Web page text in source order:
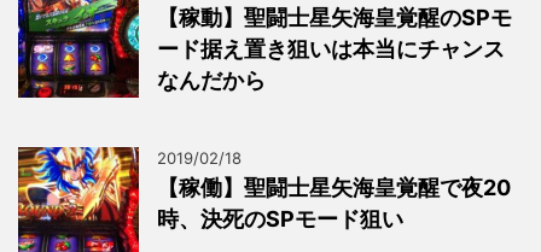
【稼動】聖闘士星矢海皇覚醒のSPモ
ード据え置き狙いは本当にチャンス
なんだから
2019/02/18
【稼働】聖闘士星矢海皇覚醒で夜20
時、決死のSPモード狙い